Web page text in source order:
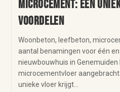
Microcement: een
voordelen
Woonbeton, leefbeton,
aantal benamingen voor één
nieuwbouwhuis in Genemuiden
microcementvloer
unieke vloer krijgt…